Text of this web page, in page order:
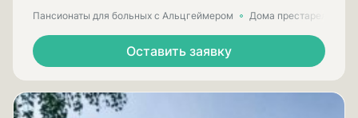
Пансионаты для больных с Альцгеймером Дома престарелых
Оставить заявку